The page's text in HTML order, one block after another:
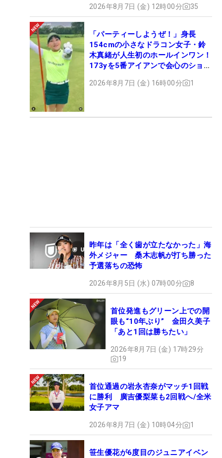
2026年8月7日 (金) 12時00分 35
「パーティーしようぜ！」身長
154cmの小さなドラコン女子・鈴
木真緒が人生初のホールインワン！
173yを5番アイアンで会心のショッ
2026年8月7日 (金) 16時00分 1
昨年は「全く歯が立たなかった」海
外メジャー 桑木志帆が打ち勝った
予選落ちの恐怖
2026年8月5日 (水) 07時00分 8
首位発進もグリーン上での開
眼も“10年ぶり” 金田久美子
「あと1回は勝ちたい」
2026年8月7日 (金) 17時29分
19
首位通過の岩永杏奈がマッチ1回戦
に勝利 廣吉優梨菜も2回戦へ/全米
女子アマ
2026年8月7日 (金) 10時04分 1
笹生優花が6度目のジュニアイベン